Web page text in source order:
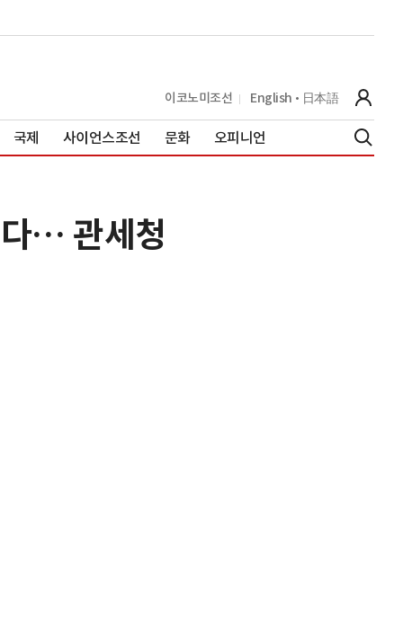
이코노미조선 English 日本語
국제 사이언스조선 문화 오피니언
… 관세청